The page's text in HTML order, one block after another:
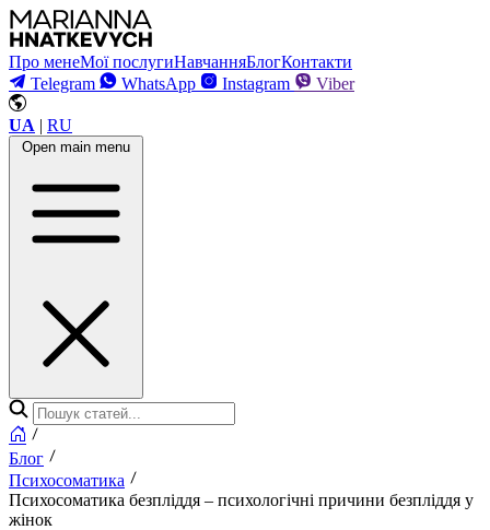
Про менеМої послугиНавчанняБлогКонтакти
Telegram
WhatsApp Instagram Viber
UA | RU
Open main menu
Блог
Психосоматика
Психосоматика безпліддя – психологічні причини безпліддя у
жінок